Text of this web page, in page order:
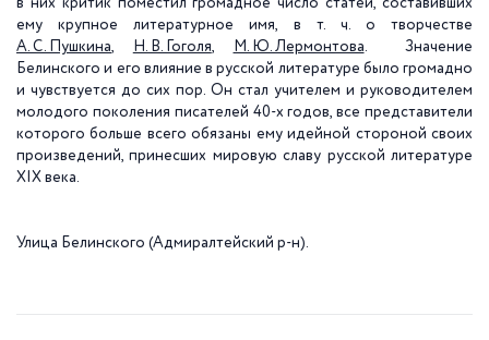
в них критик поместил громадное число статей, составивших
ему крупное литературное имя, в т. ч. о творчестве
А. С. Пушкина, Н. В. Гоголя, М. Ю. Лермонтова. Значение
Белинского и его влияние в русской литературе было громадно
и чувствуется до сих пор. Он стал учителем и руководителем
молодого поколения писателей 40-х годов, все представители
которого больше всего обязаны ему идейной стороной своих
произведений, принесших мировую славу русской литературе
XIX века.
Улица Белинского (Адмиралтейский р-н).